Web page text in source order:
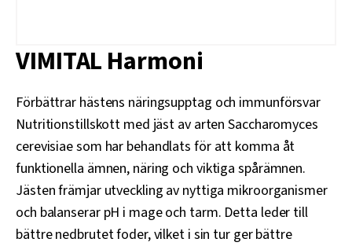
VIMITAL Harmoni
Förbättrar hästens näringsupptag och immunförsvar
Nutritionstillskott med jäst av arten Saccharomyces
cerevisiae som har behandlats för att komma åt
funktionella ämnen, näring och viktiga spårämnen.
Jästen främjar utveckling av nyttiga mikroorganismer
och balanserar pH i mage och tarm. Detta leder till
bättre nedbrutet foder, vilket i sin tur ger bättre